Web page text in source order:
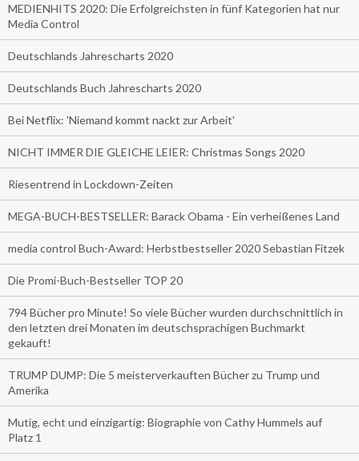
MEDIENHITS 2020: Die Erfolgreichsten in fünf Kategorien hat nur
Media Control
Deutschlands Jahrescharts 2020
Deutschlands Buch Jahrescharts 2020
Bei Netflix: 'Niemand kommt nackt zur Arbeit'
NICHT IMMER DIE GLEICHE LEIER: Christmas Songs 2020
Riesentrend in Lockdown-Zeiten
MEGA-BUCH-BESTSELLER: Barack Obama - Ein verheißenes Land
media control Buch-Award: Herbstbestseller 2020 Sebastian Fitzek
Die Promi-Buch-Bestseller TOP 20
794 Bücher pro Minute! So viele Bücher wurden durchschnittlich in
den letzten drei Monaten im deutschsprachigen Buchmarkt
gekauft!
TRUMP DUMP: Die 5 meisterverkauften Bücher zu Trump und
Amerika
Mutig, echt und einzigartig: Biographie von Cathy Hummels auf
Platz 1